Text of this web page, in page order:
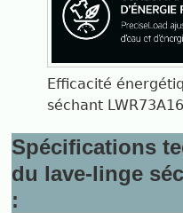
Efficacité
séchant
Spécifications
du lave-linge
: